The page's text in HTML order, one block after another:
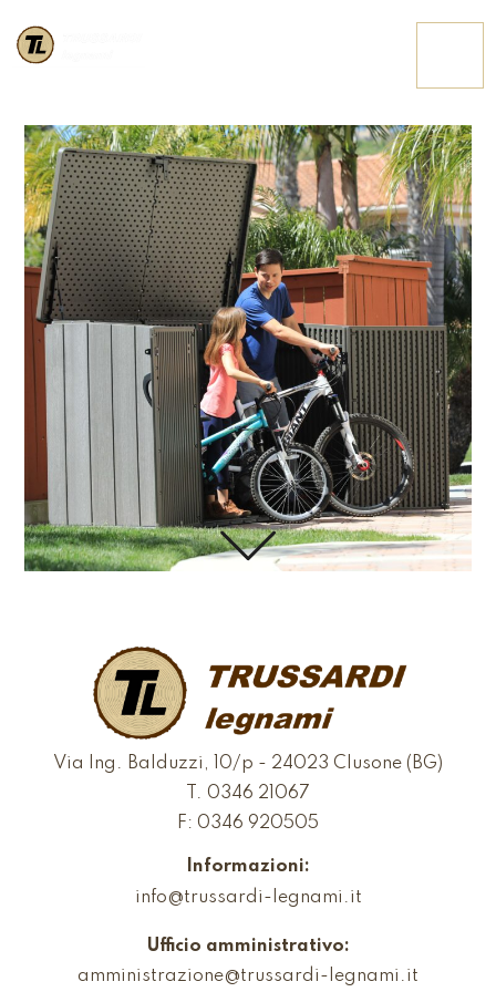
Via Ing. Balduzzi, 10/p - 24023 Clusone (BG)
T. 0346 21067
F: 0346 920505
Informazioni:
info@trussardi-legnami.it
Ufficio amministrativo:
amministrazione@trussardi-legnami.it